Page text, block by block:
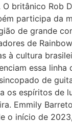
britânico Rob
participa da
de grande
de
à cultura
essa linha
de
os espíritos de
Emmily
o início de